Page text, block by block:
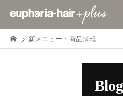
新メニュー・商品情報
Blog